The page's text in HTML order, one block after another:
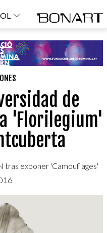
de
'Florilegium'
tras exponer 'Camouflages'